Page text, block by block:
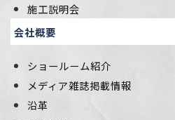
施工説明会
会社概要
ショールーム紹介
メディア雑誌掲載情報
沿革